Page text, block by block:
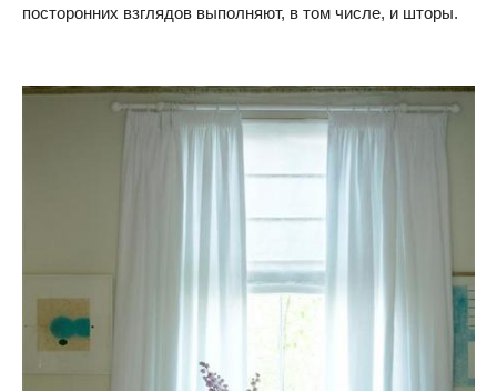
посторонних взглядов выполняют, в том числе, и шторы.